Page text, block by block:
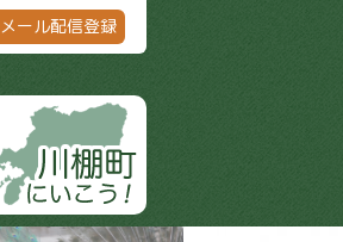
メール配信登録